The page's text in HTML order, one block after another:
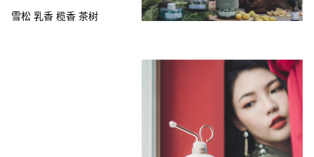
雪松 乳香 榄香 茶树